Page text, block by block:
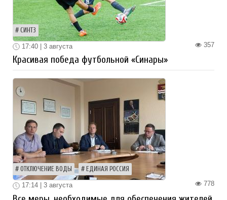
СИНТЗ
357
17:40 | 3 августа
Красивая победа футбольной «Синары»
ОТКЛЮЧЕНИЕ ВОДЫ ЕДИНАЯ РОССИЯ
778
17:14 | 3 августа